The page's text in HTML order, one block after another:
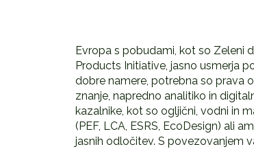
Evropa s pobudami, kot so Zeleni
Products Initiative, jasno usmerja
dobre namere, potrebna so prava
znanje, napredno analitiko in
kazalnike, kot so ogljični, vodni in
(PEF, LCA, ESRS, EcoDesign) ali
jasnih odločitev. S povezovanjem